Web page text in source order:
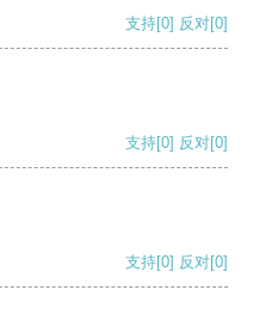
支持[0] 反对[0]
支持[0] 反对[0]
支持[0] 反对[0]